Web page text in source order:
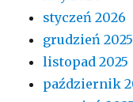
styczeń 2026
grudzień 2025
listopad 2025
październik